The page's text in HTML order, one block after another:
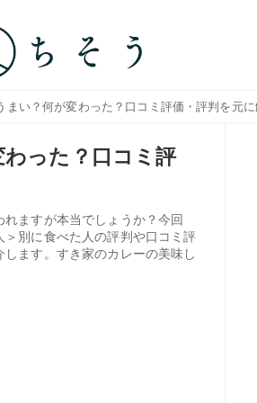
まい？何が変わった？口コミ評価・評判を元
った？口コミ評
ますが本当でしょうか？今回
別に食べた人の評判や口コミ評
ます。すき家のカレーの美味し